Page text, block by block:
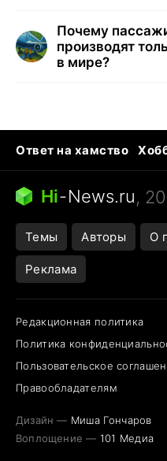
Почему
производят
в мире?
Ответ на хамство
Бензин 100 и 95
Тунцы
Следующая пандемия
Hi-News.ru,
Темы Авторы О
Реклама
Редакционная политика
Политика
Пользовательское
Правообладателям
Дизайн — Миша Гончаров
Воплощение — 101 Медиа